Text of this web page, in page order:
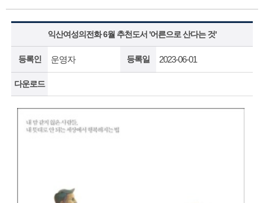
익산여성의전화 6월 추천도서 '어른으로 산다는 것'
등록인 운영자 등록일 2023-06-01
다운로드